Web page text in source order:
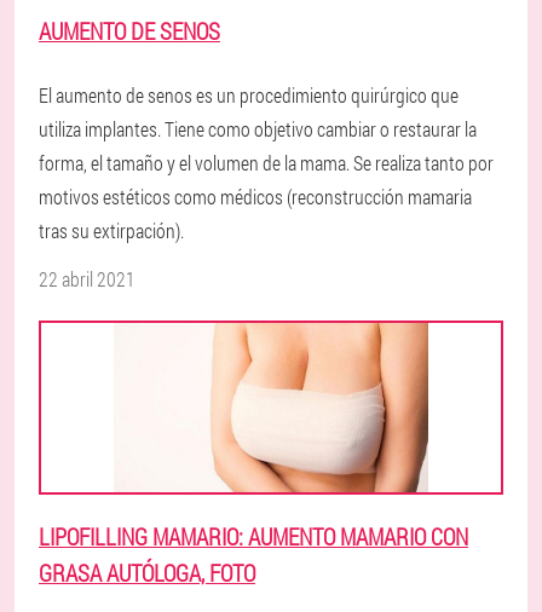
AUMENTO DE SENOS
El aumento de senos es un procedimiento quirúrgico que
utiliza implantes. Tiene como objetivo cambiar o restaurar la
forma, el tamaño y el volumen de la mama. Se realiza tanto por
motivos estéticos como médicos (reconstrucción mamaria
tras su extirpación).
22 abril 2021
LIPOFILLING MAMARIO: AUMENTO MAMARIO CON
GRASA AUTÓLOGA, FOTO